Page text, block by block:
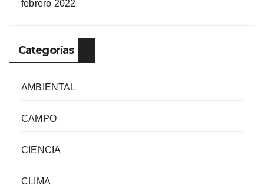
febrero 2022
Categorías
AMBIENTAL
CAMPO
CIENCIA
CLIMA